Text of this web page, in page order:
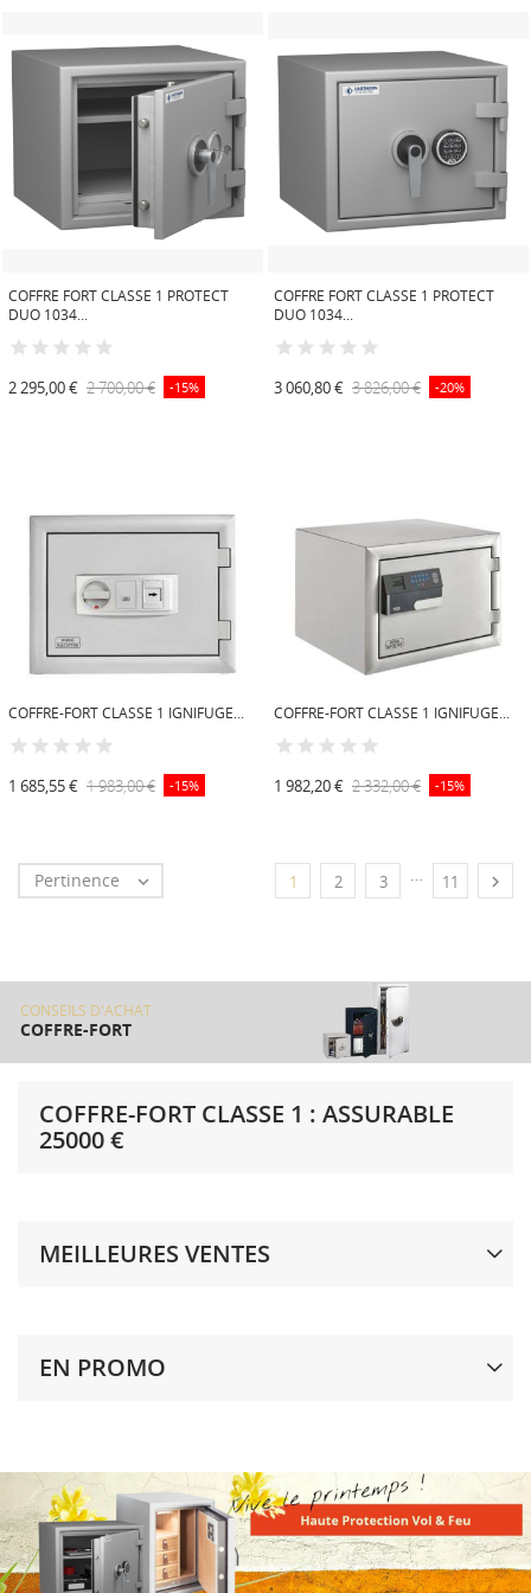
COFFRE-FORT CLASSE 1 : ASSURABLE
25000 €
MEILLEURES VENTES
EN PROMO
COFFRE FORT CLASSE 1 PROTECT
DUO 1034...
2 295,00 € 2 700,00 € -15%
COFFRE FORT CLASSE 1 PROTECT
DUO 1034...
3 060,80 € 3 826,00 € -20%
COFFRE-FORT CLASSE 1 IGNIFUGE...
1 685,55 € 1 983,00 € -15%
COFFRE-FORT CLASSE 1 IGNIFUGE...
1 982,20 € 2 332,00 € -15%
Pertinence  1 2 3 … 11 
CONSEILS D'ACHAT
COFFRE-FORT